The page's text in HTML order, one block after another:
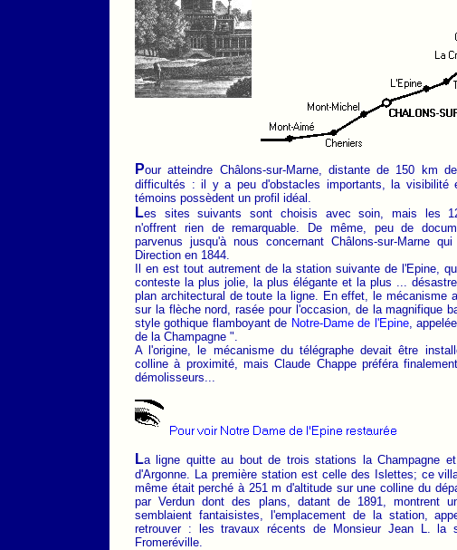
Pour atteindre Châlons-sur-Marne, distante de 150 km
difficultés : il y a peu d'obstacles importants, la visibilité
témoins possèdent un profil idéal.
Les sites suivants sont choisis avec soin, mais les
n'offrent rien de remarquable. De même, peu de
parvenus jusqu'à nous concernant Châlons-sur-Marne qui
Direction en 1844.
Il en est tout autrement de la station suivante de l'Epine,
conteste la plus jolie, la plus élégante et la plus ...
plan architectural de toute la ligne. En effet, le mécanisme
sur la flèche nord, rasée pour l'occasion, de la magnifique
style gothique flamboyant de Notre-Dame de l'Epine,
de la Champagne ".
A l'origine, le mécanisme du télégraphe devait être
colline à proximité, mais Claude Chappe préféra
démolisseurs...
La ligne quitte au bout de trois stations la Champagne
d'Argonne. La première station est celle des Islettes; ce
même était perché à 251 m d'altitude sur une colline du
par Verdun dont des plans, datant de 1891, montrent
semblaient fantaisistes, l'emplacement de la station,
retrouver : les travaux récents de Monsieur Jean L. la
Fromeréville.